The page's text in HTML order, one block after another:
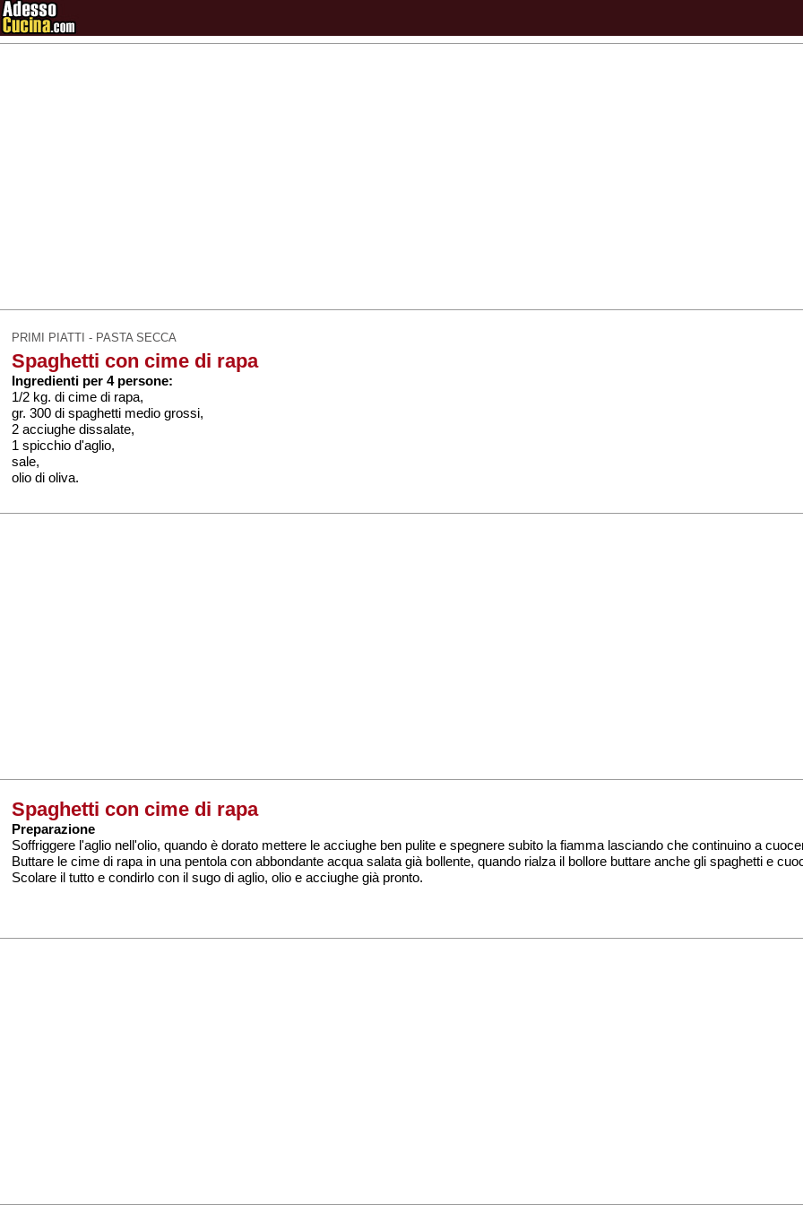
PRIMI PIATTI - PASTA SECCA
Spaghetti con cime di rapa
Ingredienti per 4 persone:
1/2 kg. di cime di rapa,
gr. 300 di spaghetti medio grossi,
2 acciughe dissalate,
1 spicchio d'aglio,
sale,
olio di oliva.
Spaghetti con cime di rapa
Preparazione
Soffriggere l'aglio nell'olio, quando è dorato mettere le acciughe ben pulite e spegnere subito la fiamma lasciando che continuino a
Buttare le cime di rapa in una pentola con abbondante acqua salata già bollente, quando rialza il bollore buttare anche gli spaghetti e
Scolare il tutto e condirlo con il sugo di aglio, olio e acciughe già pronto.